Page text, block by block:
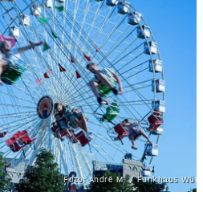
Foto: André M. / Funkhaus